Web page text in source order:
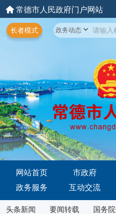
常德市人民政府门户网站
长者模式
网站首页 市政府
政务服务
互动交流
头条新闻 要闻转载 国务